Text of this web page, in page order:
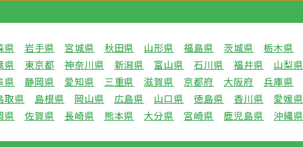
県 岩手県 宮城県 秋田県 山形県 福島県 茨城県 栃木県
県 東京都 神奈川県 新潟県 富山県 石川県 福井県
山梨県
県 静岡県 愛知県 三重県 滋賀県 京都府 大阪府 兵庫県
取県 島根県 岡山県 広島県 山口県 徳島県 香川県
愛媛県
県 佐賀県 長崎県 熊本県 大分県 宮崎県 鹿児島県 沖縄県